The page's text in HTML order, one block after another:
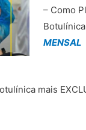
– Como
MENSAL
mais